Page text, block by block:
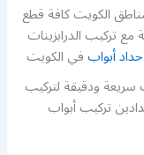
الكويت كافة قطع
مع تركيب الدرابزينات
حداد أبوابفي الكويت
ودقيقة لتركيب
تركيب أبواب